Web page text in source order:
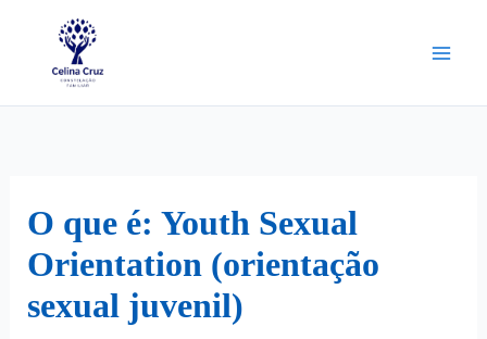
O que é: Youth Sexual
Orientation (orientação
sexual juvenil)